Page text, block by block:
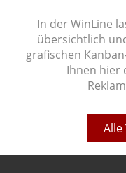
In der WinLine
übersichtlich
grafischen
Ihnen hier
Alle